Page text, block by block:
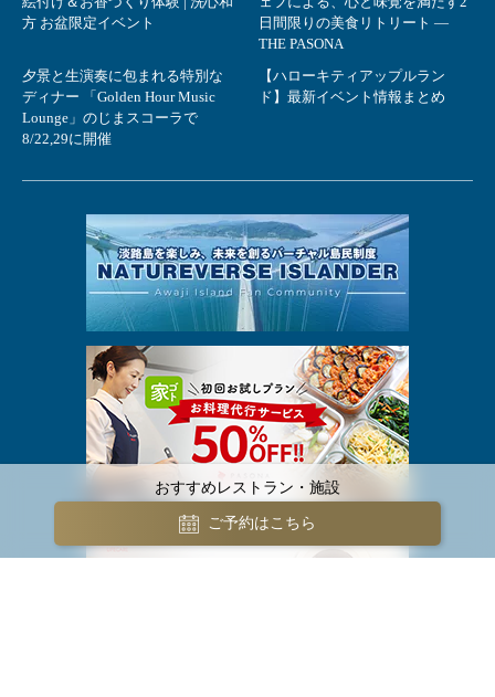
方 お盆限定イベント
日間限りの美食リトリート ―
THE PASONA
夕景と生演奏に包まれる特別な
ディナー 「Golden Hour Music
Lounge」のじまスコーラで
8/22,29に開催
【ハローキティアップルラン
ド】最新イベント情報まとめ
おすすめレストラン・施設
ご予約はこちら